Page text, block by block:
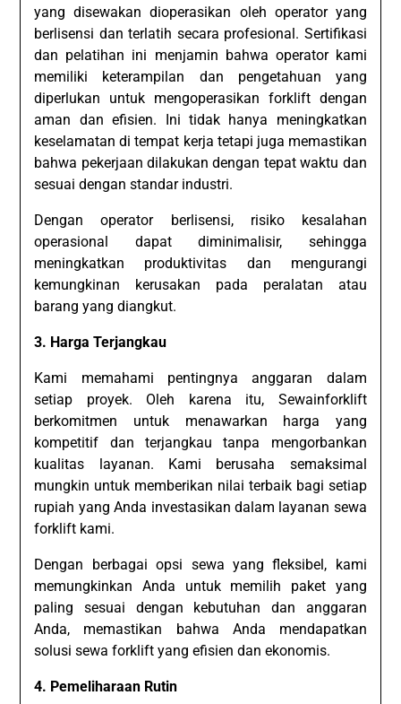
yang disewakan dioperasikan oleh operator yang
berlisensi dan terlatih secara profesional. Sertifikasi
dan pelatihan ini menjamin bahwa operator kami
memiliki keterampilan dan pengetahuan yang
diperlukan untuk mengoperasikan forklift dengan
aman dan efisien. Ini tidak hanya meningkatkan
keselamatan di tempat kerja tetapi juga memastikan
bahwa pekerjaan dilakukan dengan tepat waktu dan
sesuai dengan standar industri.
Dengan operator berlisensi, risiko kesalahan
operasional dapat diminimalisir, sehingga
meningkatkan produktivitas dan mengurangi
kemungkinan kerusakan pada peralatan atau
barang yang diangkut.
3. Harga Terjangkau
Kami memahami pentingnya anggaran dalam
setiap proyek. Oleh karena itu, Sewainforklift
berkomitmen untuk menawarkan harga yang
kompetitif dan terjangkau tanpa mengorbankan
kualitas layanan. Kami berusaha semaksimal
mungkin untuk memberikan nilai terbaik bagi setiap
rupiah yang Anda investasikan dalam layanan sewa
forklift kami.
Dengan berbagai opsi sewa yang fleksibel, kami
memungkinkan Anda untuk memilih paket yang
paling sesuai dengan kebutuhan dan anggaran
Anda, memastikan bahwa Anda mendapatkan
solusi sewa forklift yang efisien dan ekonomis.
4. Pemeliharaan Rutin